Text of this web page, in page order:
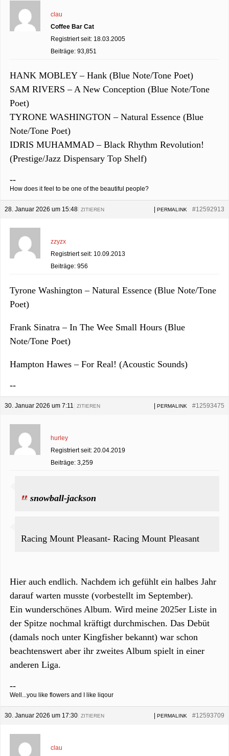
clau
Coffee Bar Cat
Registriert seit: 18.03.2005
Beiträge: 93,851
HANK MOBLEY – Hank (Blue Note/Tone Poet)
SAM RIVERS – A New Conception (Blue Note/Tone
Poet)
TYRONE WASHINGTON – Natural Essence (Blue
Note/Tone Poet)
IDRIS MUHAMMAD – Black Rhythm Revolution!
(Prestige/Jazz Dispensary Top Shelf)
--
How does it feel to be one of the beautiful people?
28. Januar 2026 um 15:48 #12592913
PERMALINK
ZITIEREN
zzyzx
Registriert seit: 10.09.2013
Beiträge: 956
Tyrone Washington – Natural Essence (Blue Note/Tone
Poet)
Frank Sinatra – In The Wee Small Hours (Blue
Note/Tone Poet)
Hampton Hawes – For Real! (Acoustic Sounds)
--
30. Januar 2026 um 7:11 #12593475
PERMALINK
ZITIEREN
hurley
Registriert seit: 20.04.2019
Beiträge: 3,259
snowball-jackson
Racing Mount Pleasant- Racing Mount Pleasant
Hier auch endlich. Nachdem ich gefühlt ein halbes Jahr
darauf warten musste (vorbestellt im September).
Ein wunderschönes Album. Wird meine 2025er Liste in
der Spitze nochmal kräftigt durchmischen. Das Debüt
(damals noch unter Kingfisher bekannt) war schon
beachtenswert aber ihr zweites Album spielt in einer
anderen Liga.
--
Well...you like flowers and I like liqour
30. Januar 2026 um 17:30 #12593709
PERMALINK
ZITIEREN
clau